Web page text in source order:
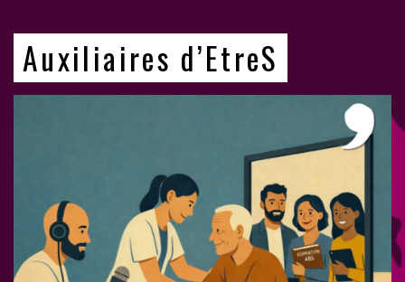
Auxiliaires d’EtreS